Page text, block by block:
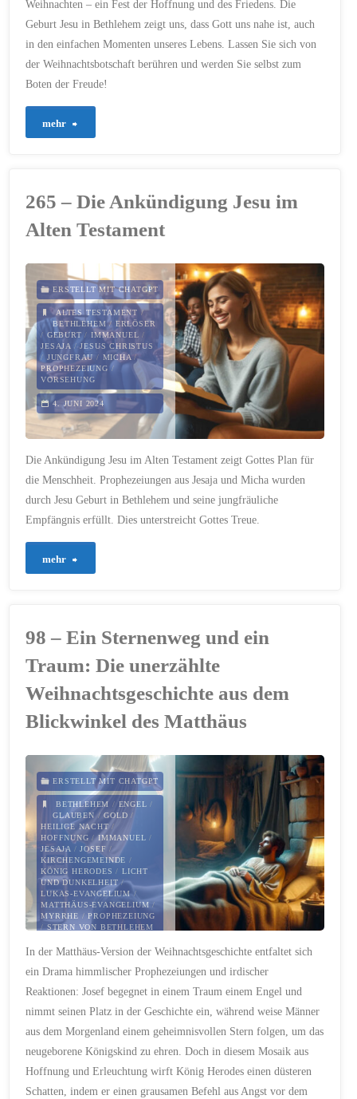
Weihnachten – ein Fest der Hoffnung und des Friedens. Die
Geburt Jesu in Bethlehem zeigt uns, dass Gott uns nahe ist, auch
in den einfachen Momenten unseres Lebens. Lassen Sie sich von
der Weihnachtsbotschaft berühren und werden Sie selbst zum
Boten der Freude!
mehr
Bethlehem:
Hoffnung
für
die
Welt"
265 – Die Ankündigung Jesu im
Alten Testament
ERSTELLT MIT CHATGPT
ALTES TESTAMENT /
BETHLEHEM/ ERLÖSER
/ GEBURT / IMMANUEL /
JESAJA/JESUS CHRISTUS
/ JUNGFRAU / MICHA/
PROPHEZEIUNG /
VORSEHUNG
4. JUNI 2024
Die Ankündigung Jesu im Alten Testament zeigt Gottes Plan für
die Menschheit. Prophezeiungen aus Jesaja und Micha wurden
durch Jesu Geburt in Bethlehem und seine jungfräuliche
Empfängnis erfüllt. Dies unterstreicht Gottes Treue.
mehr
im
Testament"
98 – Ein Sternenweg und ein
Traum: Die unerzählte
Weihnachtsgeschichte aus dem
Blickwinkel des Matthäus
ERSTELLT MIT CHATGPT
BETHLEHEM / ENGEL /
GLAUBEN/GOLD /
HEILIGE NACHT /
HOFFNUNG /IMMANUEL /
JESAJA/JOSEF /
KIRCHENGEMEINDE /
KÖNIG HERODES / LICHT
UND DUNKELHEIT /
LUKAS-EVANGELIUM /
MATTHÄUS-EVANGELIUM /
MYRRHE /PROPHEZEIUNG
/STERN VON BETHLEHEM
WEIHNACHTSGESCHICHTE
WEIHRAUCH/ WEISE AUS
21. DEZEMBER 2023
In der Matthäus-Version der Weihnachtsgeschichte entfaltet sich
ein Drama himmlischer Prophezeiungen und irdischer
Reaktionen: Josef begegnet in einem Traum einem Engel und
nimmt seinen Platz in der Geschichte ein, während weise Männer
aus dem Morgenland einem geheimnisvollen Stern folgen, um das
neugeborene Königskind zu ehren. Doch in diesem Mosaik aus
Hoffnung und Erleuchtung wirft König Herodes einen düsteren
Schatten, indem er einen grausamen Befehl aus Angst vor dem